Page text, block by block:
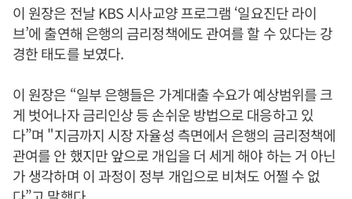
이 원장은 전날 KBS 시사교양 프로그램 ‘일요진단 라이
브’에 출연해 은행의 금리정책에도 관여를 할 수 있다는 강
경한 태도를 보였다.
이 원장은 “일부 은행들은 가계대출 수요가 예상범위를 크
게 벗어나자 금리인상 등 손쉬운 방법으로 대응하고 있
다”며 "지금까지 시장 자율성 측면에서 은행의 금리정책에
관여를 안 했지만 앞으로 개입을 더 세게 해야 하는 거 아닌
가 생각하며 이 과정이 정부 개입으로 비쳐도 어쩔 수 없